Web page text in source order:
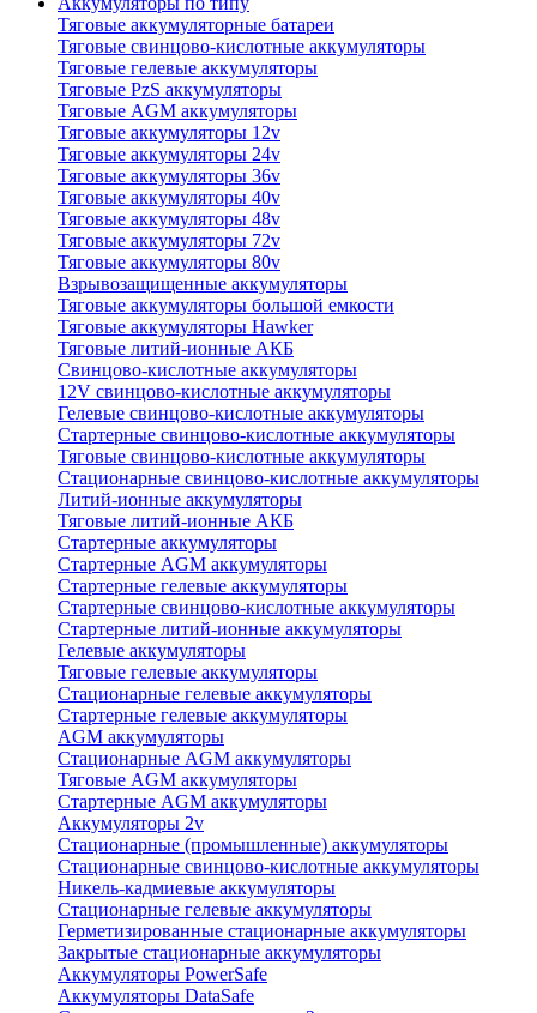
Тяговые аккумуляторные батареи
Тяговые свинцово-кислотные аккумуляторы
Тяговые гелевые аккумуляторы
Тяговые PzS аккумуляторы
Тяговые AGM аккумуляторы
Тяговые аккумуляторы 12v
Тяговые аккумуляторы 24v
Тяговые аккумуляторы 36v
Тяговые аккумуляторы 40v
Тяговые аккумуляторы 48v
Тяговые аккумуляторы 72v
Тяговые аккумуляторы 80v
Взрывозащищенные аккумуляторы
Тяговые аккумуляторы большой емкости
Тяговые аккумуляторы Hawker
Тяговые литий-ионные АКБ
Свинцово-кислотные аккумуляторы
12V свинцово-кислотные аккумуляторы
Гелевые свинцово-кислотные аккумуляторы
Стартерные свинцово-кислотные аккумуляторы
Тяговые свинцово-кислотные аккумуляторы
Стационарные свинцово-кислотные аккумуляторы
Литий-ионные аккумуляторы
Тяговые литий-ионные АКБ
Стартерные аккумуляторы
Стартерные AGM аккумуляторы
Стартерные гелевые аккумуляторы
Стартерные свинцово-кислотные аккумуляторы
Стартерные литий-ионные аккумуляторы
Гелевые аккумуляторы
Тяговые гелевые аккумуляторы
Стационарные гелевые аккумуляторы
Стартерные гелевые аккумуляторы
AGM аккумуляторы
Стационарные AGM аккумуляторы
Тяговые AGM аккумуляторы
Стартерные AGM аккумуляторы
Аккумуляторы 2v
Стационарные (промышленные) аккумуляторы
Стационарные свинцово-кислотные аккумуляторы
Никель-кадмиевые аккумуляторы
Стационарные гелевые аккумуляторы
Герметизированные стационарные аккумуляторы
Закрытые стационарные аккумуляторы
Аккумуляторы PowerSafe
Аккумуляторы DataSafe